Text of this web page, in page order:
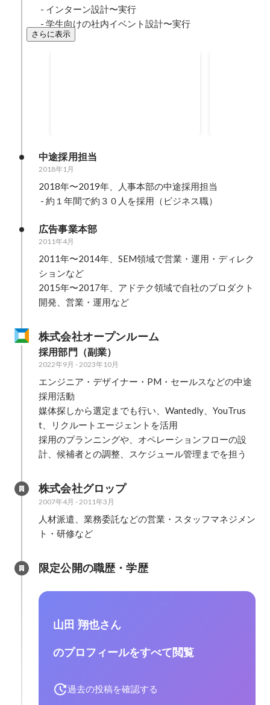
- 学生向けの社内イベント設計〜実行
さらに表示
中途採用担当
2018年1月
2018年〜2019年、人事本部の中途採用担当
- 約１年間で約３０人を採用（ビジネス職）
広告事業本部
2011年4月
2011年〜2014年、SEM領域で営業・運用・ディレク
ションなど
2015年〜2017年、アドテク領域で自社のプロダクト
開発、営業・運用など
株式会社オープンルーム
採用部門（副業）
2022年9月 -2023年10月
エンジニア・デザイナー・PM・セールスなどの中途
採用活動
媒体探しから選定までも行い、Wantedly、YouTrus
t、リクルートエージェントを活用
採用のプランニングや、オペレーションフローの設
計、候補者との調整、スケジュール管理までを担う
株式会社グロップ
2007年4月 -2011年3月
人材派遣、業務委託などの営業・スタッフマネジメン
ト・研修など
限定公開の職歴・学歴
山田 翔也さん
のプロフィールをすべて閲覧
過去の投稿を確認する